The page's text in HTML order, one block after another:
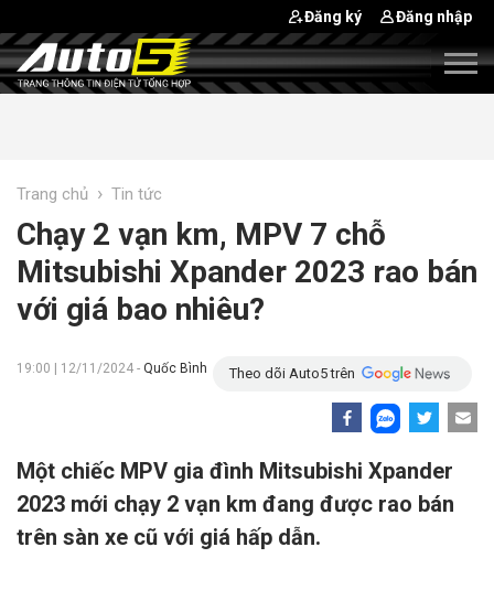
Đăng ký Đăng nhập
Trang chủ › Tin tức
Chạy 2 vạn km, MPV 7 chỗ
Mitsubishi Xpander 2023 rao bán
với giá bao nhiêu?
19:00 | 12/11/2024 - Quốc Bình Theo dõi Auto5 trên
Một chiếc MPV gia đình Mitsubishi Xpander
2023 mới chạy 2 vạn km đang được rao bán
trên sàn xe cũ với giá hấp dẫn.